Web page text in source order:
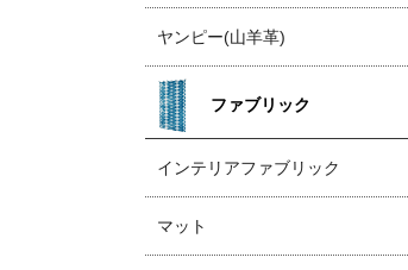
ヤンピー(山羊革)
ファブリック
インテリアファブリック
マット